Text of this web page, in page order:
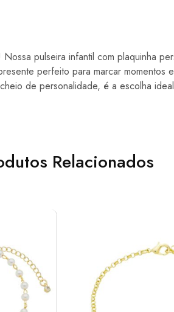
pulseira infantil com plaquinha
perfeito para marcar momentos
de personalidade, é a escolha
Relacionados